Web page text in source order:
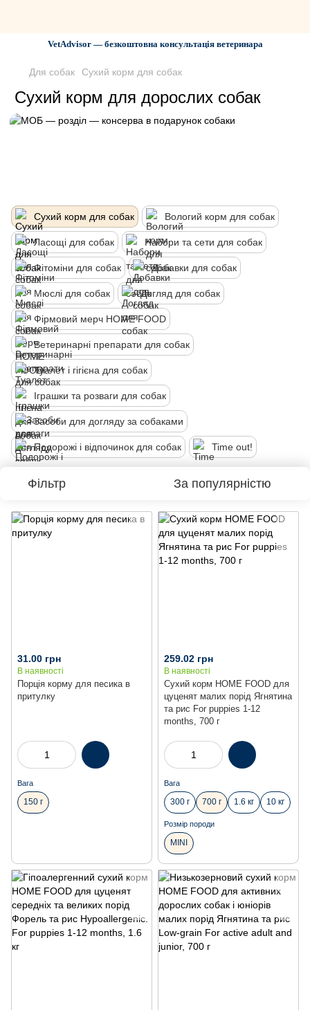
VetAdvisor — безкоштовна консультація ветеринара
Для собак Сухий корм для собак
Сухий корм для дорослих собак
Сухий корм для собак Вологий корм для собак
Ласощі для собак Набори та сети для собак
Фітоміни для собак Добавки для собак
Мюслі для собак Догляд для собак
Фірмовий мерч HOME FOOD
Ветеринарні препарати для собак
Туалет і гігієна для собак
Іграшки та розваги для собак
Засоби для догляду за собаками
Подорожі і відпочинок для собак Time out!
Фільтр За популярністю
Порція корму для песика в
притулку
31.00 грн
В наявності
Вага
150 г
Сухий корм HOME FOOD для
цуценят малих порід Ягнятина
та рис For puppies 1-12
months, 700 г
259.02 грн
В наявності
Вага
300 г 700 г 1.6 кг 10 кг
Розмір породи
MINI